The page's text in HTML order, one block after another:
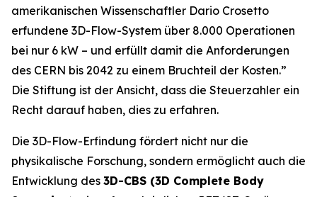
amerikanischen Wissenschaftler Dario Crosetto
erfundene 3D-Flow-System über 8.000 Operationen
bei nur 6 kW – und erfüllt damit die Anforderungen
des CERN bis 2042 zu einem Bruchteil der Kosten.”
Die Stiftung ist der Ansicht, dass die Steuerzahler ein
Recht darauf haben, dies zu erfahren.
Die 3D-Flow-Erfindung fördert nicht nur die
physikalische Forschung, sondern ermöglicht auch die
Entwicklung des 3D-CBS (3D Complete Body